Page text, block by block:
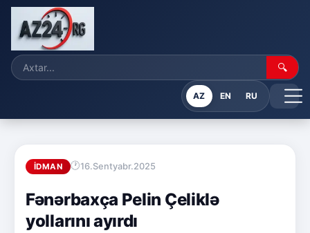
🔍
AZ EN RU
İDMAN 16.Sentyabr.2025
Fənərbaxça Pelin Çeliklə
yollarını ayırdı